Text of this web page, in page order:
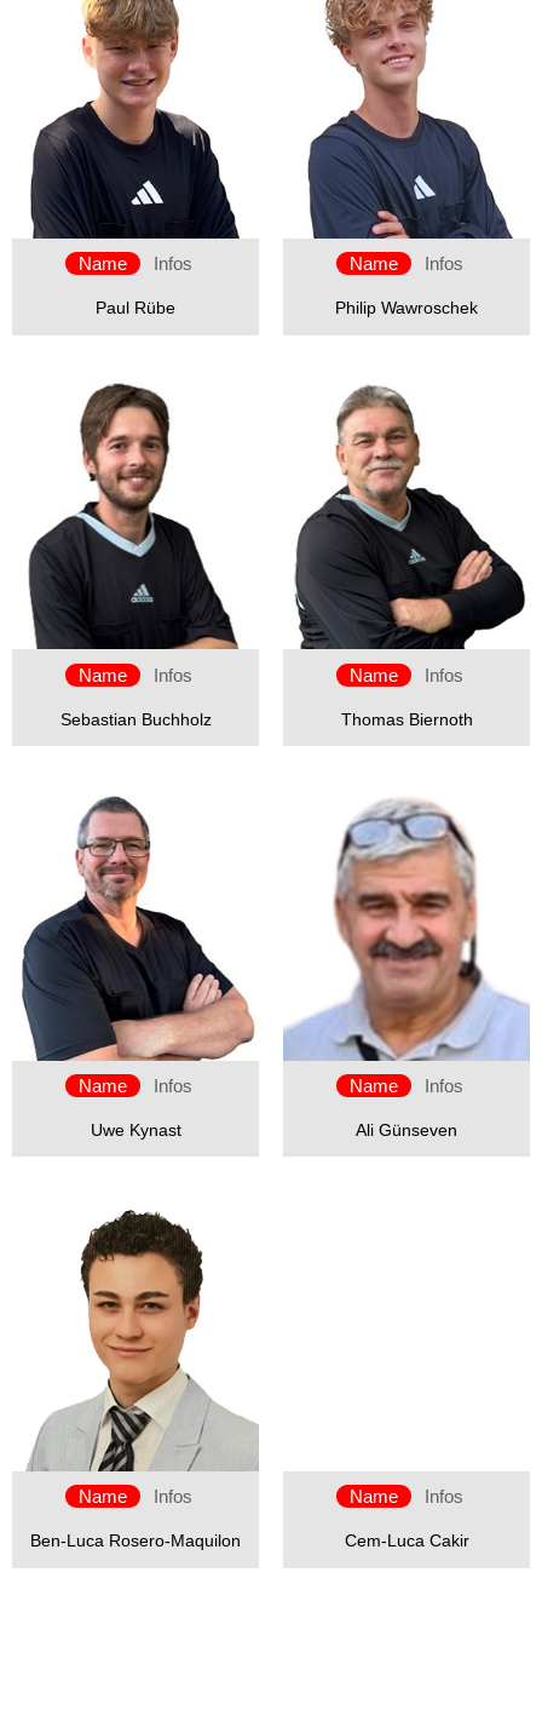
Name Infos
Paul Rübe
Name Infos
Philip Wawroschek
Name Infos
Sebastian Buchholz
Name Infos
Thomas Biernoth
Name Infos
Uwe Kynast
Name Infos
Ali Günseven
Name Infos
Ben-Luca Rosero-Maquilon
Name Infos
Cem-Luca Cakir